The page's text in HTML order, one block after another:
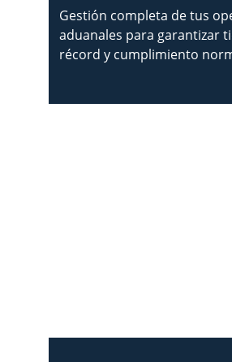
Gestión completa de tus
aduanales para garantizar
récord y cumplimiento